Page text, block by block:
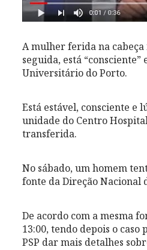
A mulher ferida na cabeça
seguida, está
Universitário do Porto.
Está estável, consciente e
unidade do Centro
transferida.
No sábado, um homem
fonte da Direção Nacional
De acordo com a mesma
13:00, tendo depois o
PSP dar mais detalhes